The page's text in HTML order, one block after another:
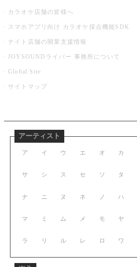
カラオケ店舗の皆様へ
スマホアプリ向け カラオケ採点機能SDK
ナイト店舗の開業支援情報
JOYSOUNDライバー 事務所について
Global Site
サイトマップ
アーティスト
ア イ ウ エ オ
サ シ ス セ ソ
ナ ニ ヌ ネ ノ
マ ミ ム メ モ
ラ リ ル レ ロ
カ
タ
ハ
ヤ
ワ